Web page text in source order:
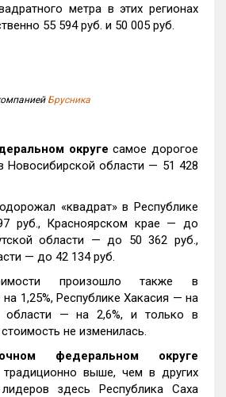
метра в этих регионах
55 594 руб. и 50 005 руб.
Брусника
округесамое дорогое
Новосибирской области — 51 428
«квадрат» в Республике
руб., Красноярском крае — до
области — до 50 362 руб.,
— до 42 134 руб.
произошло также в
1,25%, Республике Хакасия — на
области — на 2,6%, и только в
не изменилась.
федеральном округе
выше, чем в других
здесь Республика Саха